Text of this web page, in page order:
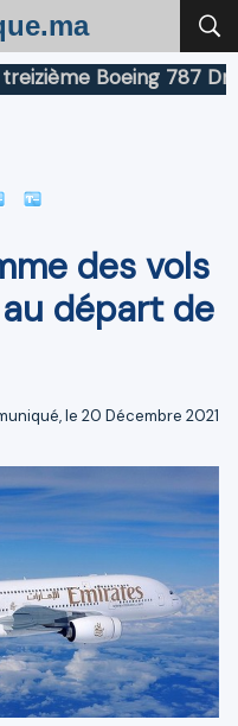
Boeing 787
des vols
départ de
le 20 Décembre 2021